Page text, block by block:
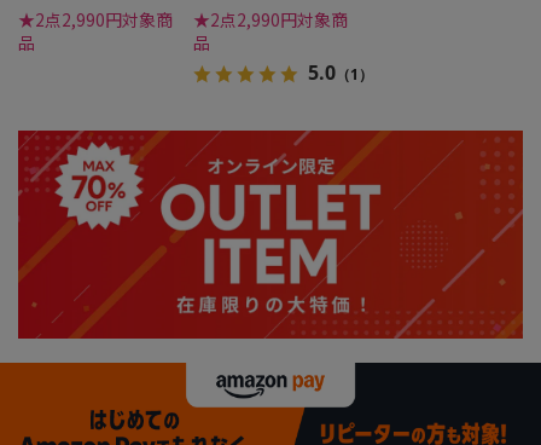
★2点2,990円対象商
品
★2点2,990円対象商
品
5.0 （1）